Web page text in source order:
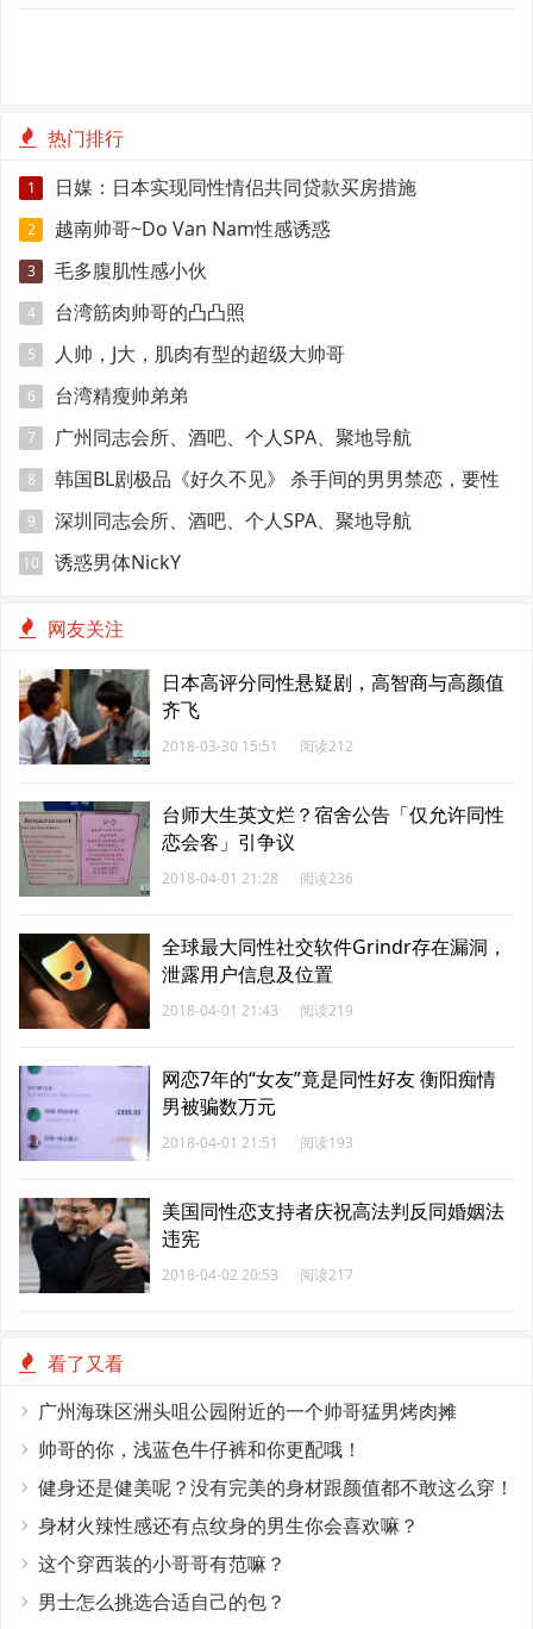
热门排行
1 日媒：日本实现同性情侣共同贷款买房措施
2 越南帅哥~Do Van Nam性感诱惑
3 毛多腹肌性感小伙
4 台湾筋肉帅哥的凸凸照
5 人帅，J大，肌肉有型的超级大帅哥
6 台湾精瘦帅弟弟
7 广州同志会所、酒吧、个人SPA、聚地导航
8
韩国BL剧极品《好久不见》 杀手间的男男禁恋，要性
命还是爱情？
9 深圳同志会所、酒吧、个人SPA、聚地导航
10 诱惑男体NickY
网友关注
日本高评分同性悬疑剧，高智商与高颜值
齐飞
2018-03-30 15:51 阅读212
台师大生英文烂？宿舍公告「仅允许同性
恋会客」引争议
2018-04-01 21:28 阅读236
全球最大同性社交软件Grindr存在漏洞，
泄露用户信息及位置
2018-04-01 21:43 阅读219
网恋7年的“女友”竟是同性好友 衡阳痴情
男被骗数万元
2018-04-01 21:51 阅读193
美国同性恋支持者庆祝高法判反同婚姻法
违宪
2018-04-02 20:53 阅读217
看了又看
广州海珠区洲头咀公园附近的一个帅哥猛男烤肉摊
帅哥的你，浅蓝色牛仔裤和你更配哦！
健身还是健美呢？没有完美的身材跟颜值都不敢这么穿！
身材火辣性感还有点纹身的男生你会喜欢嘛？
这个穿西装的小哥哥有范嘛？
男士怎么挑选合适自己的包？